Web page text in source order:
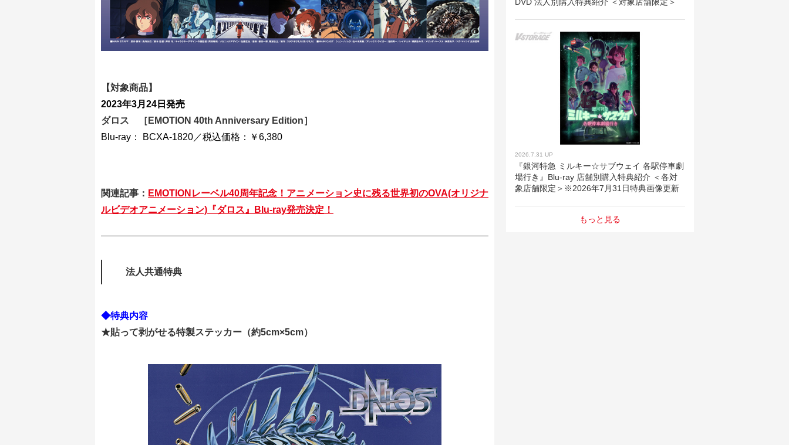
【対象商品】
2023年3月24日発売
ダロス ［EMOTION 40th Anniversary Edition］
Blu-ray： BCXA-1820／税込価格：￥6,380
関連記事： EMOTIONレーベル40周年記念！アニメーション史に残る世界初のOVA(オリジナ
ルビデオアニメーション)『ダロス』Blu-ray発売決定！
法人共通特典
◆特典内容
★貼って剥がせる特製ステッカー（約5cm×5cm）
2026.7.31 UP
『銀河特急 ミルキー☆サブウェイ 各駅停車劇
場行き』Blu-ray 店舗別購入特典紹介 ＜各対
象店舗限定＞※2026年7月31日特典画像更新
もっと見る